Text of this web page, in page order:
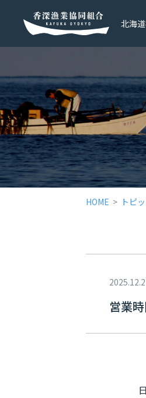
北海
HOME トピ
営業